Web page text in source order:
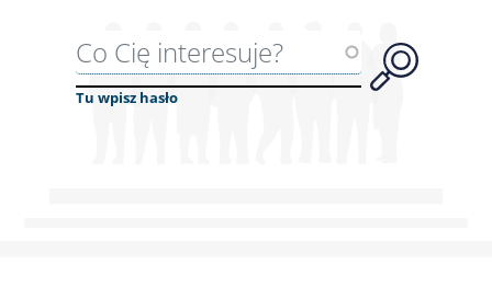
Wyszukiwarka
Tu wpisz hasło